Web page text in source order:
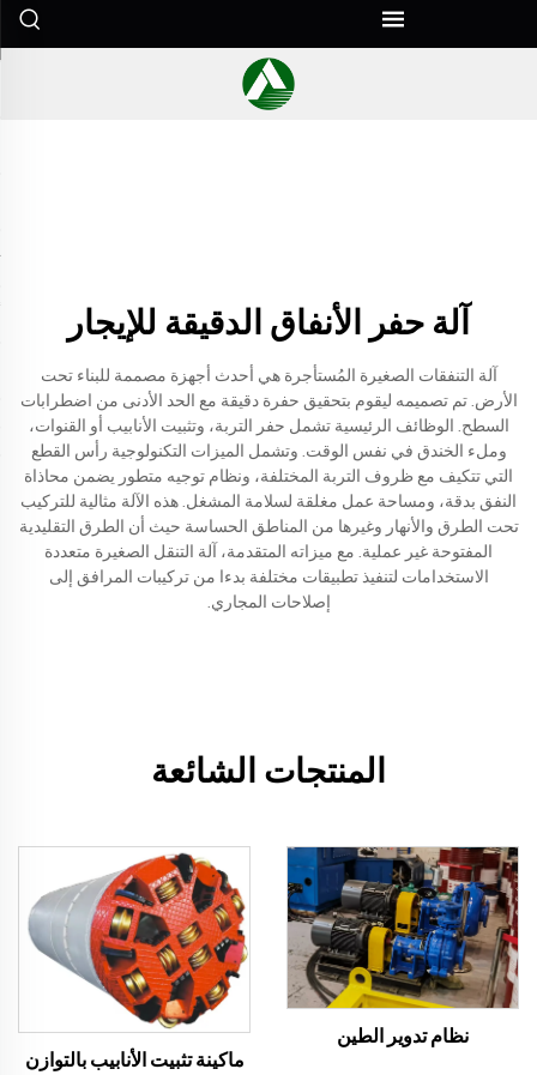
آلة حفر الأنفاق الدقيقة للإيجار
آلة التنفقات الصغيرة المُستأجرة هي أحدث أجهزة مصممة للبناء تحت
الأرض. تم تصميمه ليقوم بتحقيق حفرة دقيقة مع الحد الأدنى من اضطرابات
السطح. الوظائف الرئيسية تشمل حفر التربة، وتثبيت الأنابيب أو القنوات،
وملء الخندق في نفس الوقت. وتشمل الميزات التكنولوجية رأس القطع
التي تتكيف مع ظروف التربة المختلفة، ونظام توجيه متطور يضمن محاذاة
النفق بدقة، ومساحة عمل مغلقة لسلامة المشغل. هذه الآلة مثالية للتركيب
تحت الطرق والأنهار وغيرها من المناطق الحساسة حيث أن الطرق التقليدية
المفتوحة غير عملية. مع ميزاته المتقدمة، آلة التنقل الصغيرة متعددة
الاستخدامات لتنفيذ تطبيقات مختلفة بدءا من تركيبات المرافق إلى
إصلاحات المجاري.
المنتجات الشائعة
نظام تدوير الطين
ماكينة تثبيت الأنابيب بالتوازن